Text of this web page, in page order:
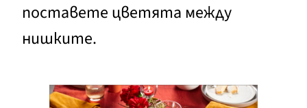
поставете цветята между
нишките.